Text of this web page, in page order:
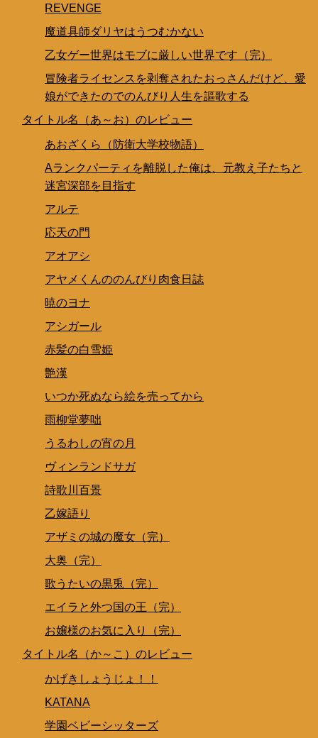
REVENGE
魔道具師ダリヤはうつむかない
乙女ゲー世界はモブに厳しい世界です（完）
冒険者ライセンスを剥奪されたおっさんだけど、愛
娘ができたのでのんびり人生を謳歌する
タイトル名（あ～お）のレビュー
あおざくら（防衛大学校物語）
Aランクパーティを離脱した俺は、元教え子たちと
迷宮深部を目指す
アルテ
応天の門
アオアシ
アヤメくんののんびり肉食日誌
暁のヨナ
アシガール
赤髪の白雪姫
艶漢
いつか死ぬなら絵を売ってから
雨柳堂夢咄
うるわしの宵の月
ヴィンランドサガ
詩歌川百景
乙嫁語り
アザミの城の魔女（完）
大奥（完）
歌うたいの黒兎（完）
エイラと外つ国の王（完）
お嬢様のお気に入り（完）
タイトル名（か～こ）のレビュー
かげきしょうじょ！！
KATANA
学園ベビーシッターズ